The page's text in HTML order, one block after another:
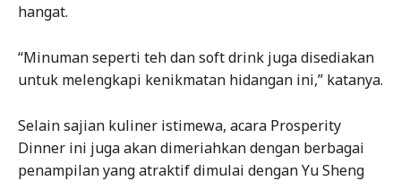
hangat.
“Minuman seperti teh dan soft drink juga disediakan
untuk melengkapi kenikmatan hidangan ini,” katanya.
Selain sajian kuliner istimewa, acara Prosperity
Dinner ini juga akan dimeriahkan dengan berbagai
penampilan yang atraktif dimulai dengan Yu Sheng